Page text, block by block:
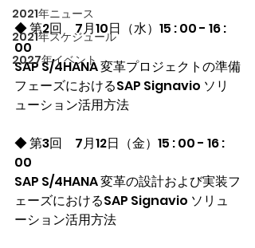
2021年ニュース
2021年スケジュール
2027年イベント
◆ 第2回　7月10日（水）15 : 00 - 16 :
00
SAP S/4HANA 変革プロジェクトの準備
フェーズにおけるSAP Signavio ソリ
ューション活用方法
◆ 第3回　7月12日（金）15 : 00 - 16 :
00
SAP S/4HANA 変革の設計および実装フ
ェーズにおけるSAP Signavio ソリュ
ーション活用方法